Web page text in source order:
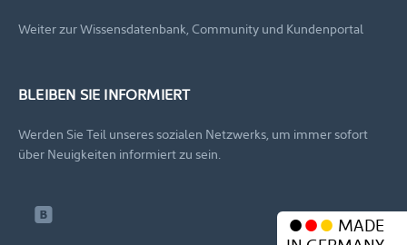
Weiter zur Wissensdatenbank, Community und Kundenportal
BLEIBEN SIE INFORMIERT
Werden Sie Teil unseres sozialen Netzwerks, um immer sofort
über Neuigkeiten informiert zu sein.
MADE